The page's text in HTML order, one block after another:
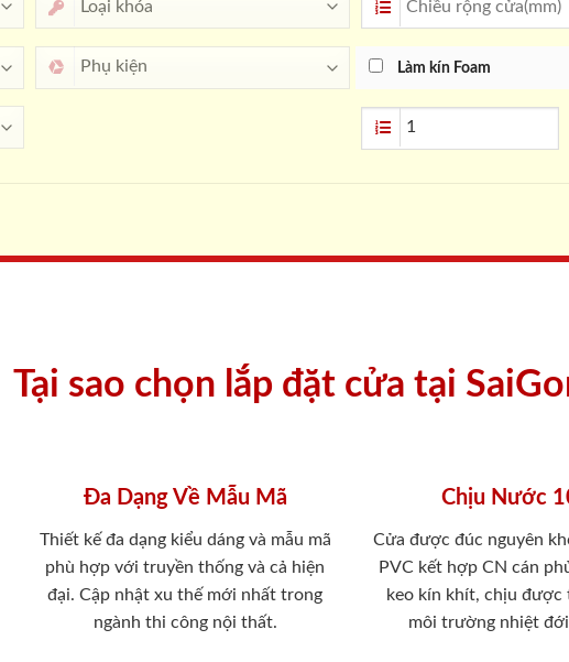
Làm kín Foam
Tại sao chọn lắp đặt cửa tại
Đa Dạng Về Mẫu Mã
Thiết kế đa dạng kiểu dáng và mẫu mã
phù hợp với truyền thống và cả hiện
đại. Cập nhật xu thế mới nhất trong
ngành thi công nội thất.
Chịu Nước
Cửa được đúc nguyên
PVC kết hợp CN cán
keo kín khít, chịu được
môi trường nhiệt đới